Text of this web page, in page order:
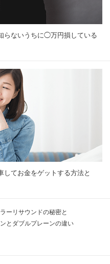
らないうちに◯万円損している
してお金をゲットする方法と
ーリサウンドの秘密と
とダブルプレーンの違い